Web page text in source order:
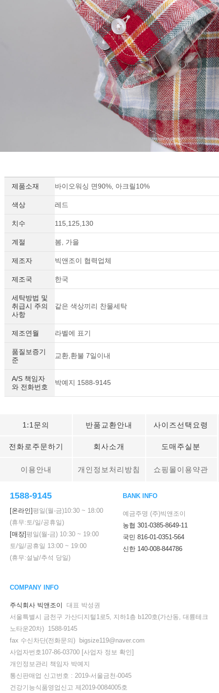
제품소재 바이오워싱 면90%, 아크릴10%
색상 레드
치수 115,125,130
계절 봄, 가을
제조자 빅앤조이 협력업체
제조국 한국
세탁방법 및
취급시 주의
사항
같은 색상끼리 찬물세탁
제조연월 라벨에 표기
품질보증기
준
교환,환불 7일이내
A/S 책임자
와 전화번호
박예지 1588-9145
1:1문의 반품교환안내 사이즈선택요령
전화로주문하기 회사소개 도매주실분
이용안내 개인정보처리방침 쇼핑몰이용약관
1588-9145
[온라인]평일(월-금)10:30 ~ 18:00
(휴무:토/일/공휴일)
[매장]평일(월-금) 10:30 ~ 19:00
토/일/공휴일 13:00 ~ 19:00
(휴무:설날/추석 당일)
BANK INFO
예금주명 (주)빅앤조이
농협 301-0385-8649-11
국민 816-01-0351-564
신한 140-008-844786
COMPANY INFO
주식회사 빅앤조이
대표 박성권
서울특별시 금천구 가산디지털1로5, 지하1층 b120호(가산동, 대륭테크
노타운20차) 1588-9145
fax 수신차단(전화문의) bigsize119@naver.com
사업자번호107-86-03700 [사업자 정보 확인]
개인정보관리 책임자 박예지
통신판매업 신고번호 : 2019-서울금천-0045
건강기능식품영업신고 제2019-0084005호